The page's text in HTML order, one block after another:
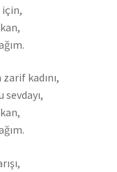
için,
kadını,